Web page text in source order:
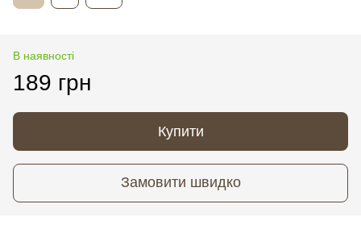
В наявності
189 грн
Купити
Замовити швидко